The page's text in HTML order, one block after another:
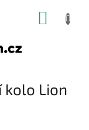
kolo Lion